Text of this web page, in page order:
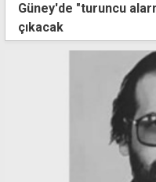
Güney'de "turuncu
çıkacak